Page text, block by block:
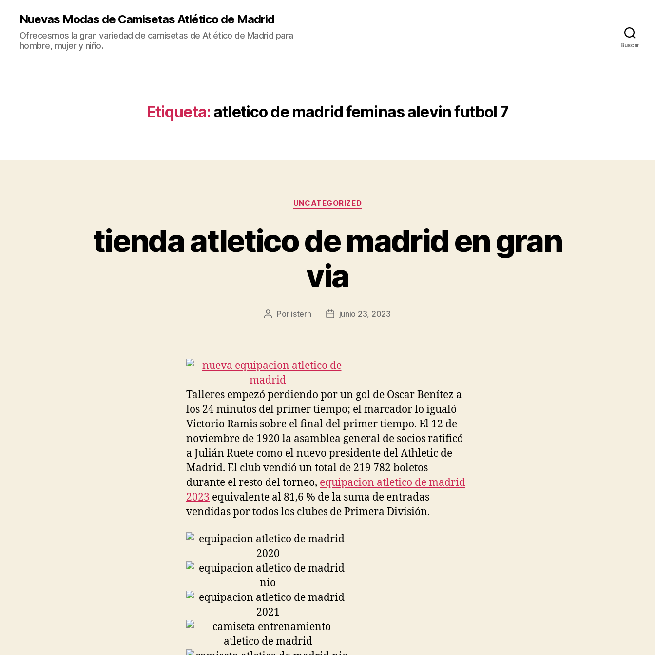
Nuevas Modas de Camisetas Atlético de Madrid
Ofrecesmos la gran variedad de camisetas de Atlético de Madrid para
hombre, mujer y niño.
Buscar
Etiqueta: atletico de madrid feminas alevin futbol 7
Categorías
UNCATEGORIZED
tienda atletico de madrid en gran
via
Autor
Por istern
Fechajunio 23, 2023
Talleres empezó perdiendo por un gol de Oscar Benítez a
los 24 minutos del primer tiempo; el marcador lo igualó
Victorio Ramis sobre el final del primer tiempo. El 12 de
noviembre de 1920 la asamblea general de socios ratificó
a Julián Ruete como el nuevo presidente del Athletic de
Madrid. El club vendió un total de 219 782 boletos
durante el resto del torneo, equipacion atletico de madrid
2023 equivalente al 81,6 % de la suma de entradas
vendidas por todos los clubes de Primera División.